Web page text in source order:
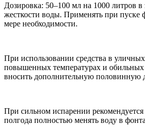
Дозировка: 50–100 мл на 1000 литров в
жесткости воды. Применять при пуске
мере необходимости.
При использовании средства в
повышенных температурах и обильных
вносить дополнительную половинную
При сильном испарении
полгода полностью менять воду в